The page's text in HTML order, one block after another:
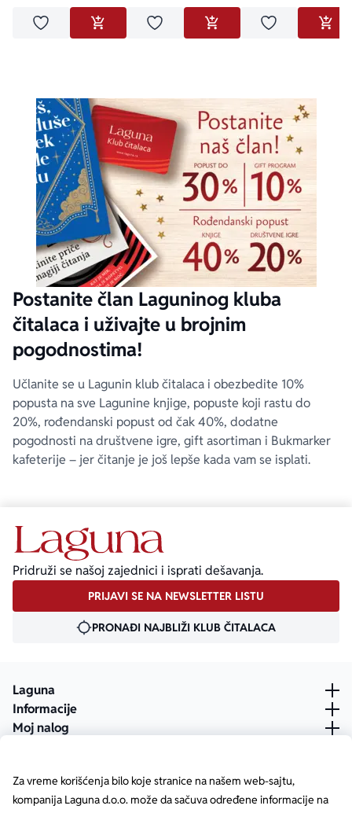
Za vreme korišćenja bilo koje stranice na našem web-sajtu,
kompanija Laguna d.o.o. može da sačuva određene informacije na
Dodaj u omiljeneDODAJ U KORPUDodaj u omiljeneDODAJ U KORPU
Dodaj u
Postanite član Laguninog kluba
čitalaca i uživajte u brojnim
pogodnostima!
Učlanite se u Lagunin klub čitalaca i obezbedite 10%
popusta na sve Lagunine knjige, popuste koji rastu do
20%, rođendanski popust od čak 40%, dodatne
pogodnosti na društvene igre, gift asortiman i Bukmarker
kafeterije – jer čitanje je još lepše kada vam se isplati.
Pridruži se našoj zajednici i isprati dešavanja.
PRIJAVI SE NA NEWSLETTER LISTU
PRONAĐI NAJBLIŽI KLUB ČITALACA
Laguna
Informacije
Moj nalog